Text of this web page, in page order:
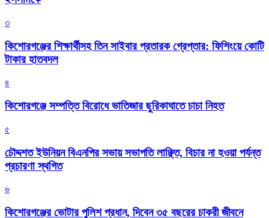
৩
কিশোরগঞ্জের শিক্ষার্থীসহ তিন সাইবার প্রতারক গ্রেপ্তার: ফিশিংয়ে কোটি
টাকার হাতবদল
৪
কিশোরগঞ্জে সম্পত্তি বিরোধে ভাতিজার ছুরিকাঘাতে চাচা নিহত
৫
চৌদ্দশত ইউনিয়ন বিএনপির সভায় সভাপতি লাঞ্ছিত, বিচার না হওয়া পর্যন্ত
প্রচারণা স্থগিত
৬
কিশোরগঞ্জের ভোটার পুলিশ প্রধান, দিবেন ৩৫ বছরের চাকরী জীবনে